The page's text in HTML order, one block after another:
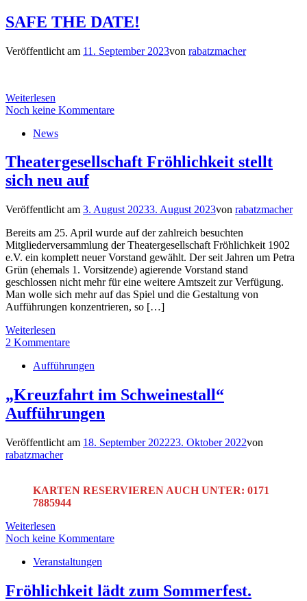
SAFE THE DATE!
Veröffentlicht am 11. September 2023von rabatzmacher
Weiterlesen
Noch keine Kommentare
News
Theatergesellschaft Fröhlichkeit stellt
sich neu auf
Veröffentlicht am 3. August 20233. August 2023von rabatzmacher
Bereits am 25. April wurde auf der zahlreich besuchten
Mitgliederversammlung der Theatergesellschaft Fröhlichkeit 1902
e.V. ein komplett neuer Vorstand gewählt. Der seit Jahren um Petra
Grün (ehemals 1. Vorsitzende) agierende Vorstand stand
geschlossen nicht mehr für eine weitere Amtszeit zur Verfügung.
Man wolle sich mehr auf das Spiel und die Gestaltung von
Aufführungen konzentrieren, so […]
Weiterlesen
2 Kommentare
Aufführungen
„Kreuzfahrt im Schweinestall“
Aufführungen
Veröffentlicht am 18. September 202223. Oktober 2022von
rabatzmacher
KARTEN RESERVIEREN AUCH UNTER: 0171
7885944
Weiterlesen
Noch keine Kommentare
Veranstaltungen
Fröhlichkeit lädt zum Sommerfest.